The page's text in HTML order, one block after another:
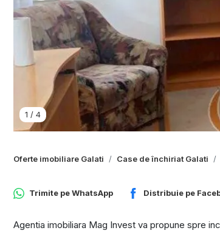
1 / 4
Oferte imobiliare Galati Case de închiriat Galati
Trimite peWhatsApp Distribuie pe
Agentia imobiliara Mag Invest va propune spre